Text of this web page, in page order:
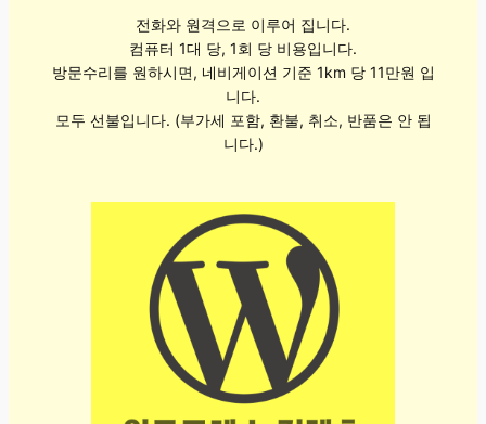
전화와 원격으로 이루어 집니다.
컴퓨터 1대 당, 1회 당 비용입니다.
방문수리를 원하시면, 네비게이션 기준 1km 당 11만원 입
니다.
모두 선불입니다. (부가세 포함, 환불, 취소, 반품은 안 됩
니다.)